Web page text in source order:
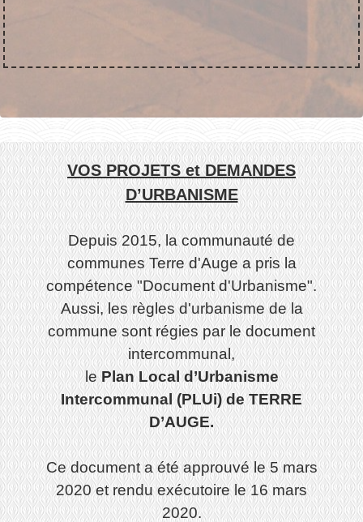
VOS PROJETS et DEMANDES
D’URBANISME
Depuis 2015, la communauté de
communes Terre d'Auge a pris la
compétence "Document d'Urbanisme".
Aussi, les règles d'urbanisme de la
commune sont régies par le document
intercommunal,
lePlan Local d’Urbanisme
Intercommunal (PLUi) de TERRE
D’AUGE.
Ce document a été approuvé le 5 mars
2020 et rendu exécutoire le 16 mars
2020.